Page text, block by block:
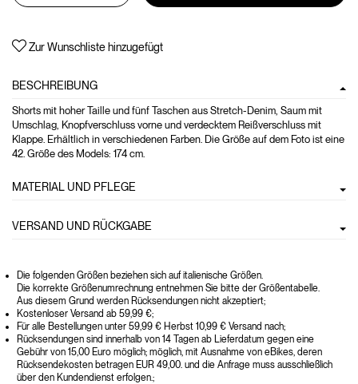
Zur Wunschliste hinzugefügt
BESCHREIBUNG
Shorts mit hoher Taille und fünf Taschen aus Stretch-Denim, Saum mit
Umschlag, Knopfverschluss vorne und verdecktem Reißverschluss mit
Klappe. Erhältlich in verschiedenen Farben. Die Größe auf dem Foto ist eine
42. Größe des Models: 174 cm.
MATERIAL UND PFLEGE
VERSAND UND RÜCKGABE
Die folgenden Größen beziehen sich auf italienische Größen.
Die korrekte Größenumrechnung entnehmen Sie bitte der Größentabelle.
Aus diesem Grund werden Rücksendungen nicht akzeptiert;
Kostenloser Versand ab 59,99 €;
Für alle Bestellungen unter 59,99 € Herbst 10,99 € Versand nach;
Rücksendungen sind innerhalb von 14 Tagen ab Lieferdatum gegen eine
Gebühr von 15,00 Euro möglich; möglich, mit Ausnahme von eBikes, deren
Rücksendekosten betragen EUR 49,00. und die Anfrage muss ausschließlich
über den Kundendienst erfolgen.;